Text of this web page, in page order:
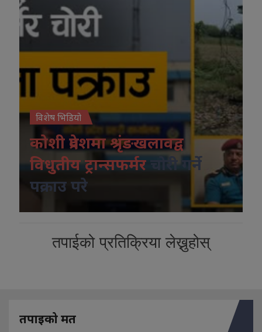
विशेष भिडियो
कोशी प्रदेशमा श्रृंङखलावद्व
विधुतीय ट्रान्सफर्मर
चोरी गर्ने
पक्राउ परे
तपाईको प्रतिक्रिया लेख्नुहोस्
तपाइको मत